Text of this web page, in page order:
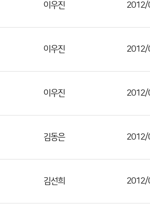
이우진 2012/
이우진 2012/
이우진 2012/
김동은 2012/
김선희 2012/